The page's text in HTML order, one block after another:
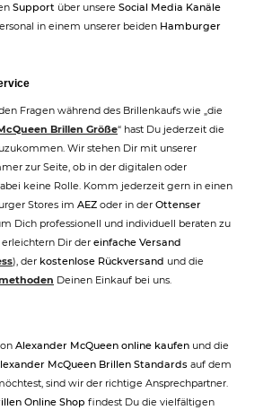
Support über unsere Social Media Kanäle
in einem unserer beiden Hamburger
Fragen während des Brillenkaufs wie „die
Brillen Größe“ hast Du jederzeit die
Wir stehen Dir mit unserer
zur Seite, ob in der digitalen oder
keine Rolle. Komm jederzeit gern in einen
Stores im AEZ oder in der Ottenser
Dich professionell und individuell beraten zu
erleichtern Dir der einfache Versand
), der kostenlose Rückversand und die
Deinen Einkauf bei uns.
Alexander McQueen online kaufen und die
McQueen Brillen Standards auf dem
sind wir der richtige Ansprechpartner.
Online Shop findest Du die vielfältigen